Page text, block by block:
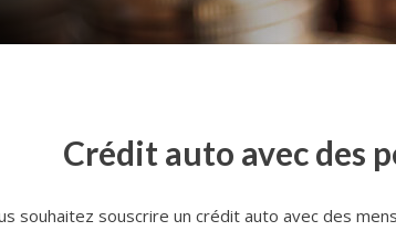
Crédit auto avec des
souhaitez souscrire un crédit auto avec des